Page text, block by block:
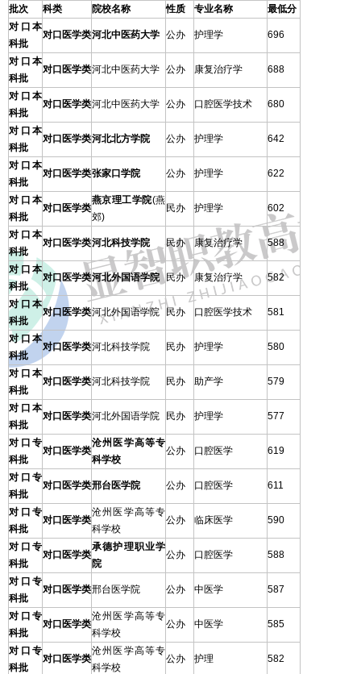
批次 科类 院校名称 性质 专业名称
最低分
对口本
科批
对口医学类河北中医药大学 公办 护理学 696
对口本
科批
对口医学类河北中医药大学 公办 康复治疗学 688
对口本
科批
对口医学类河北中医药大学 公办 口腔医学技术 680
对口本
科批
对口医学类河北北方学院 公办 护理学 642
对口本
科批
对口医学类张家口学院 公办 护理学 622
对口本
科批
对口医学类
燕京理工学院(燕
郊)
民办 护理学 602
对口本
科批
对口医学类河北科技学院 民办 康复治疗学 588
对口本
科批
对口医学类河北外国语学院 民办 康复治疗学 582
对口本
科批
对口医学类河北外国语学院 民办 口腔医学技术 581
对口本
科批
对口医学类河北科技学院 民办 护理学 580
对口本
科批
对口医学类河北科技学院 民办 助产学 579
对口本
科批
对口医学类河北外国语学院 民办 护理学 577
对口专
科批
对口医学类
沧州医学高等专
科学校
公办 口腔医学 619
对口专
科批
对口医学类邢台医学院 公办 口腔医学 611
对口专
科批
对口医学类
沧州医学高等专
科学校
公办 临床医学 590
对口专
科批
对口医学类
承德护理职业学
院
公办 口腔医学 588
对口专
科批
对口医学类邢台医学院 公办 中医学 587
对口专
科批
对口医学类
沧州医学高等专
科学校
公办 中医学 585
对口专
科批
对口医学类
沧州医学高等专
科学校
公办 护理 582